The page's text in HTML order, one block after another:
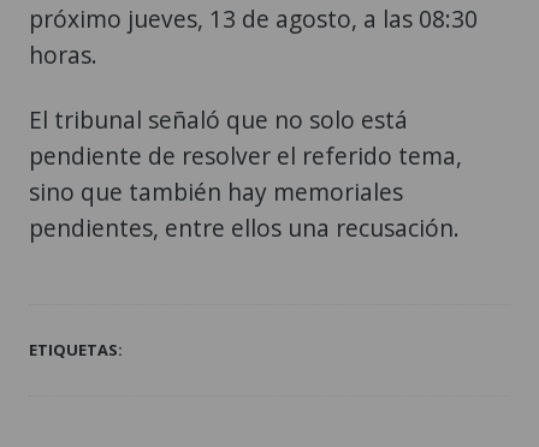
próximo jueves, 13 de agosto, a las 08:30
horas.
El tribunal señaló que no solo está
pendiente de resolver el referido tema,
sino que también hay memoriales
pendientes, entre ellos una recusación.
ETIQUETAS: